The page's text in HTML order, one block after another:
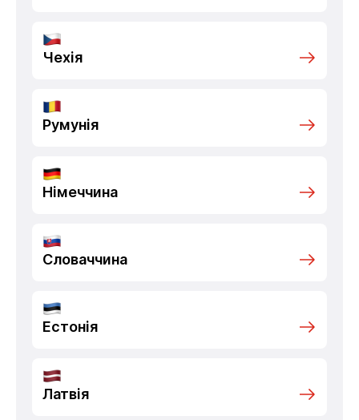
Чехія
Румунія
Німеччина
Словаччина
Естонія
Латвія